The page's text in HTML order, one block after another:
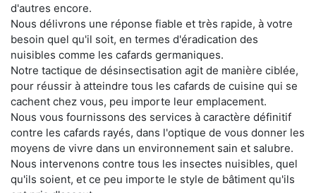
d'autres encore.
Nous délivrons une réponse fiable et très rapide, à votre
besoin quel qu'il soit, en termes d'éradication des
nuisibles comme les cafards germaniques.
Notre tactique de désinsectisation agit de manière ciblée,
pour réussir à atteindre tous les cafards de cuisine qui se
cachent chez vous, peu importe leur emplacement.
Nous vous fournissons des services à caractère définitif
contre les cafards rayés, dans l'optique de vous donner les
moyens de vivre dans un environnement sain et salubre.
Nous intervenons contre tous les insectes nuisibles, quel
qu'ils soient, et ce peu importe le style de bâtiment qu'ils